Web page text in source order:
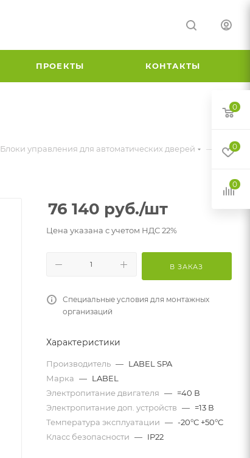
ПРОЕКТЫ КОНТАКТЫ
Блоки управления для автоматических дверей —
76 140 руб./шт
Цена указана с учетом НДС 22%
В ЗАКАЗ
Специальные условия для монтажных
организаций
Характеристики
Производитель — LABEL SPA
Марка — LABEL
Электропитание двигателя — =40 В
Электропитание доп. устройств — =13 В
Температура эксплуатации — -20°С +50°С
Класс безопасности — IP22
0
0
0